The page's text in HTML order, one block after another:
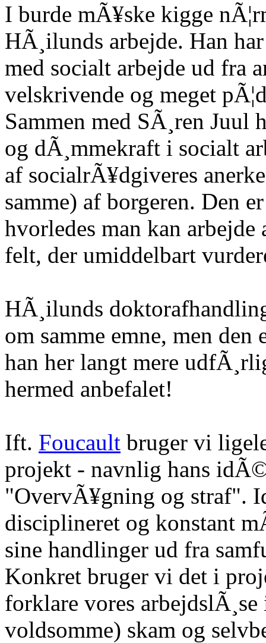
I burde mÃ¥ske kigge
HÃ¸ilunds arbejde. Han
med socialt arbejde ud fra
velskrivende og meget
Sammen med SÃ¸ren Juul
og dÃ¸mmekraft i socialt
af socialrÃ¥dgiveres
samme) af borgeren. Den
hvorledes man kan arbejde
felt, der umiddelbart
HÃ¸ilunds
om samme emne, men den
han her langt mere
hermed anbefalet!
Ift. Foucault bruger vi
projekt - navnlig hans
"OvervÃ¥gning og straf".
disciplineret og konstant
sine handlinger ud fra
Konkret bruger vi det i
forklare vores
voldsomme) skam og